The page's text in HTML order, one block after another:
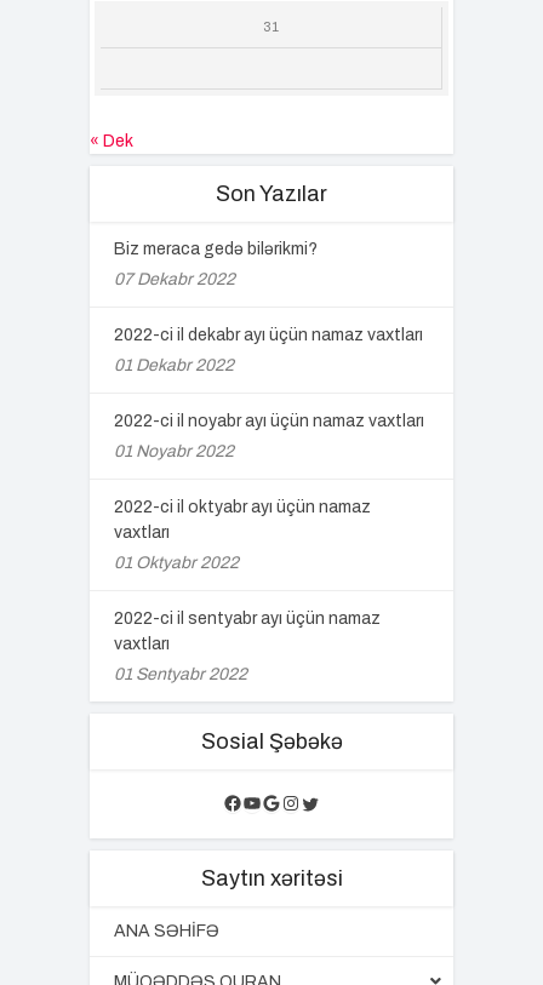
31
« Dek
Son Yazılar
Biz meraca gedə bilərikmi?
07 Dekabr 2022
2022-ci il dekabr ayı üçün namaz vaxtları
01 Dekabr 2022
2022-ci il noyabr ayı üçün namaz vaxtları
01 Noyabr 2022
2022-ci il oktyabr ayı üçün namaz
vaxtları
01 Oktyabr 2022
2022-ci il sentyabr ayı üçün namaz
vaxtları
01 Sentyabr 2022
Sosial Şəbəkə
Facebook
YouTube
Google
Instagram
Twitter
Saytın xəritəsi
ANA SƏHİFƏ